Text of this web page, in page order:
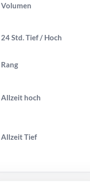
Volumen
24 Std. Tief / Hoch
Rang
Allzeit hoch
AllzeitTief